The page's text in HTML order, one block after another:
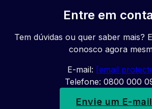
Entre em
Tem dúvidas ou quer saber mais?
conosco agora
E-mail: [email
Telefone: 0800 000
Envie um E-mail